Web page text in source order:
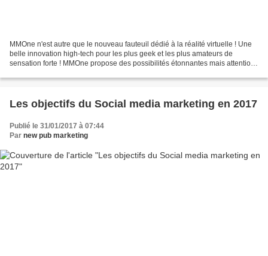
MMOne n'est autre que le nouveau fauteuil dédié à la réalité virtuelle ! Une
belle innovation high-tech pour les plus geek et les plus amateurs de
sensation forte ! MMOne propose des possibilités étonnantes mais attention
Les objectifs du Social media marketing en 2017
Publié le 31/01/2017 à 07:44
Par new pub marketing